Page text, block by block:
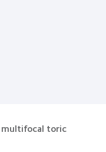
multifocal toric